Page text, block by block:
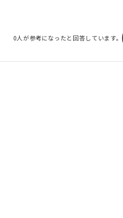
0人が参考になったと回答しています。